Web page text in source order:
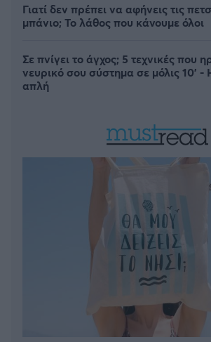
Γιατί δεν πρέπει να αφήνεις τις
μπάνιο; Το λάθος που κάνουμε όλοι
Σε πνίγει το άγχος; 5 τεχνικές που
νευρικό σου σύστημα σε μόλις 10' -
απλή